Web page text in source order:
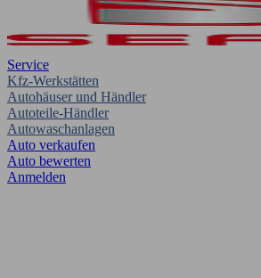
Service
Kfz-Werkstätten
Autohäuser und Händler
Autoteile-Händler
Autowaschanlagen
Auto verkaufen
Auto bewerten
Anmelden